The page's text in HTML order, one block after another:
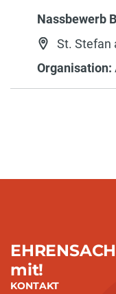
Nassbewerb
St. Stefan
Organisation:
mit!
KONTAKT